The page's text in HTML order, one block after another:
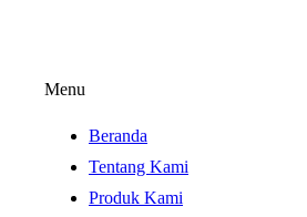
Menu
Beranda
Tentang Kami
Produk Kami